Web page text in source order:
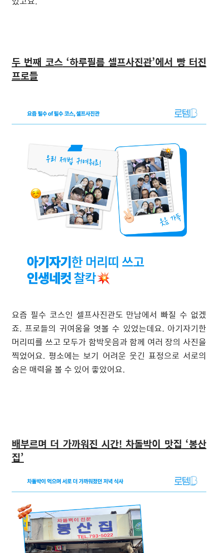
두 번째 코스 ‘하루필름 셀프사진관’에서 빵 터진
프로들
요즘 필수 코스인 셀프사진관도 만남에서 빠질 수 없겠
죠. 프로들의 귀여움을 엿볼 수 있었는데요. 아기자기한
머리띠를 쓰고 모두가 함박웃음과 함께 여러 장의 사진을
찍었어요. 평소에는 보기 어려운 웃긴 표정으로 서로의
숨은 매력을 볼 수 있어 좋았어요.
배부르며 더 가까워진 시간! 차돌박이 맛집 ‘봉산
집’